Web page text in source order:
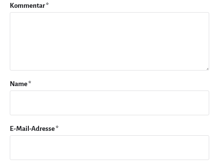
Kommentar*
Name*
E-Mail-Adresse*